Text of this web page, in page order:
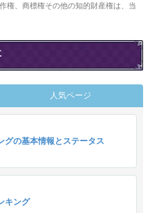
権、商標権その他の知的財産権は、当
人気ページ
グの基本情報とステータス
キング